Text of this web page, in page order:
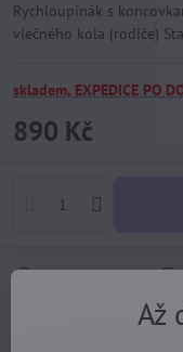
Rychloupínák s
vlečného kola (rodiče)
skladem, EXPEDICE PO
890 Kč
Dotaz k produktu
Až